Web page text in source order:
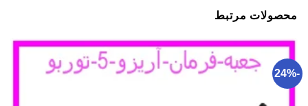
محصولات مرتبط
-24%